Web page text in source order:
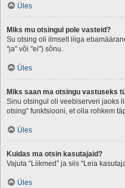
Üles
Miks mu otsingul pole vasteid?
Su otsing oli ilmselt liiga
"ja" või "ei") sõnu.
Üles
Miks saan ma otsingu vastuseks
Sinu otsingul oli veebiserveri jaoks
otsing” funktsiooni, et olla rohkem
Üles
Kuidas ma otsin kasutajaid?
Vajuta “Liikmed” ja siis “Leia
Üles